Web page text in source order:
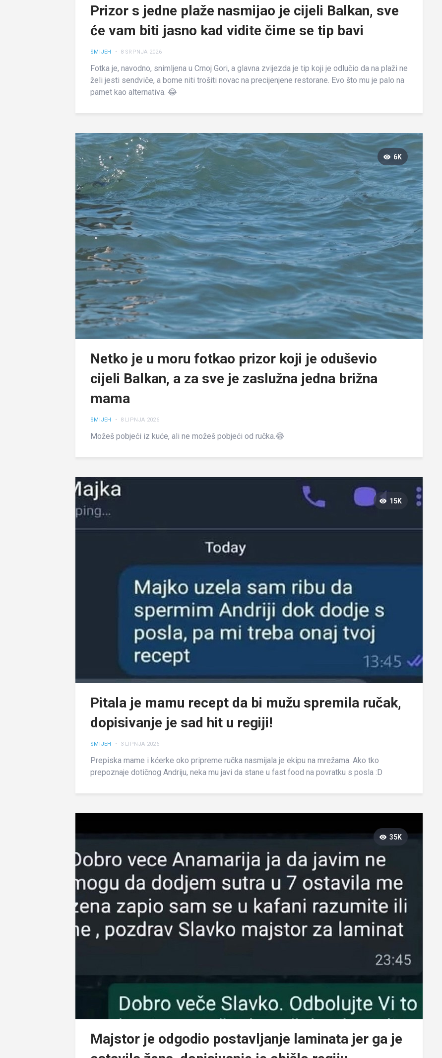
Prizor s jedne plaže nasmijao je cijeli Balkan, sve
će vam biti jasno kad vidite čime se tip bavi
SMIJEH • 8 SRPNJA 2026
Fotka je, navodno, snimljena u Crnoj Gori, a glavna zvijezda je tip koji je odlučio da na plaži ne
želi jesti sendviče, a bome niti trošiti novac na precijenjene restorane. Evo što mu je palo na
pamet kao alternativa. 😂
6K
Netko je u moru fotkao prizor koji je oduševio
cijeli Balkan, a za sve je zaslužna jedna brižna
mama
SMIJEH • 8 LIPNJA 2026
Možeš pobjeći iz kuće, ali ne možeš pobjeći od ručka.😂
15K
Pitala je mamu recept da bi mužu spremila ručak,
dopisivanje je sad hit u regiji!
SMIJEH • 3 LIPNJA 2026
Prepiska mame i kćerke oko pripreme ručka nasmijala je ekipu na mrežama. Ako tko
prepoznaje dotičnog Andriju, neka mu javi da stane u fast food na povratku s posla :D
35K
Majstor je odgodio postavljanje laminata jer ga je